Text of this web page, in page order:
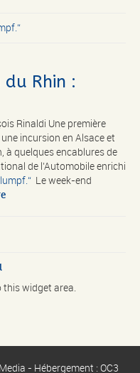
Rhin :
Rinaldi Une première
incursion en Alsace et
à quelques encablures de
de l’Automobile enrichi
Le week-end
widget area.
- Hébergement : OC3